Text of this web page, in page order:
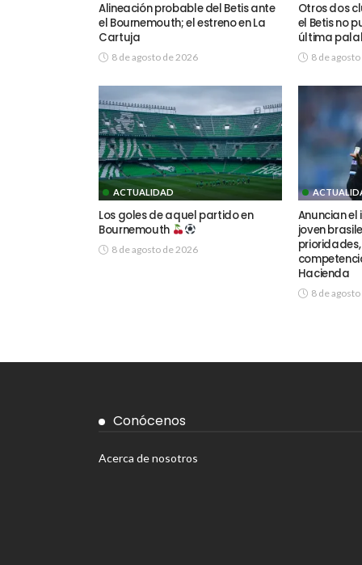
Alineación probable del Betis ante
el Bournemouth; el estreno en La
Cartuja
8 de agosto de 2026
Otros dos
el Betis no
última
8 de
ACTUALIDAD
Los goles de aquel partido en
Bournemouth
8 de agosto de 2026
Anuncian el
joven
Hacienda
8 de
Conócenos
Acerca de nosotros